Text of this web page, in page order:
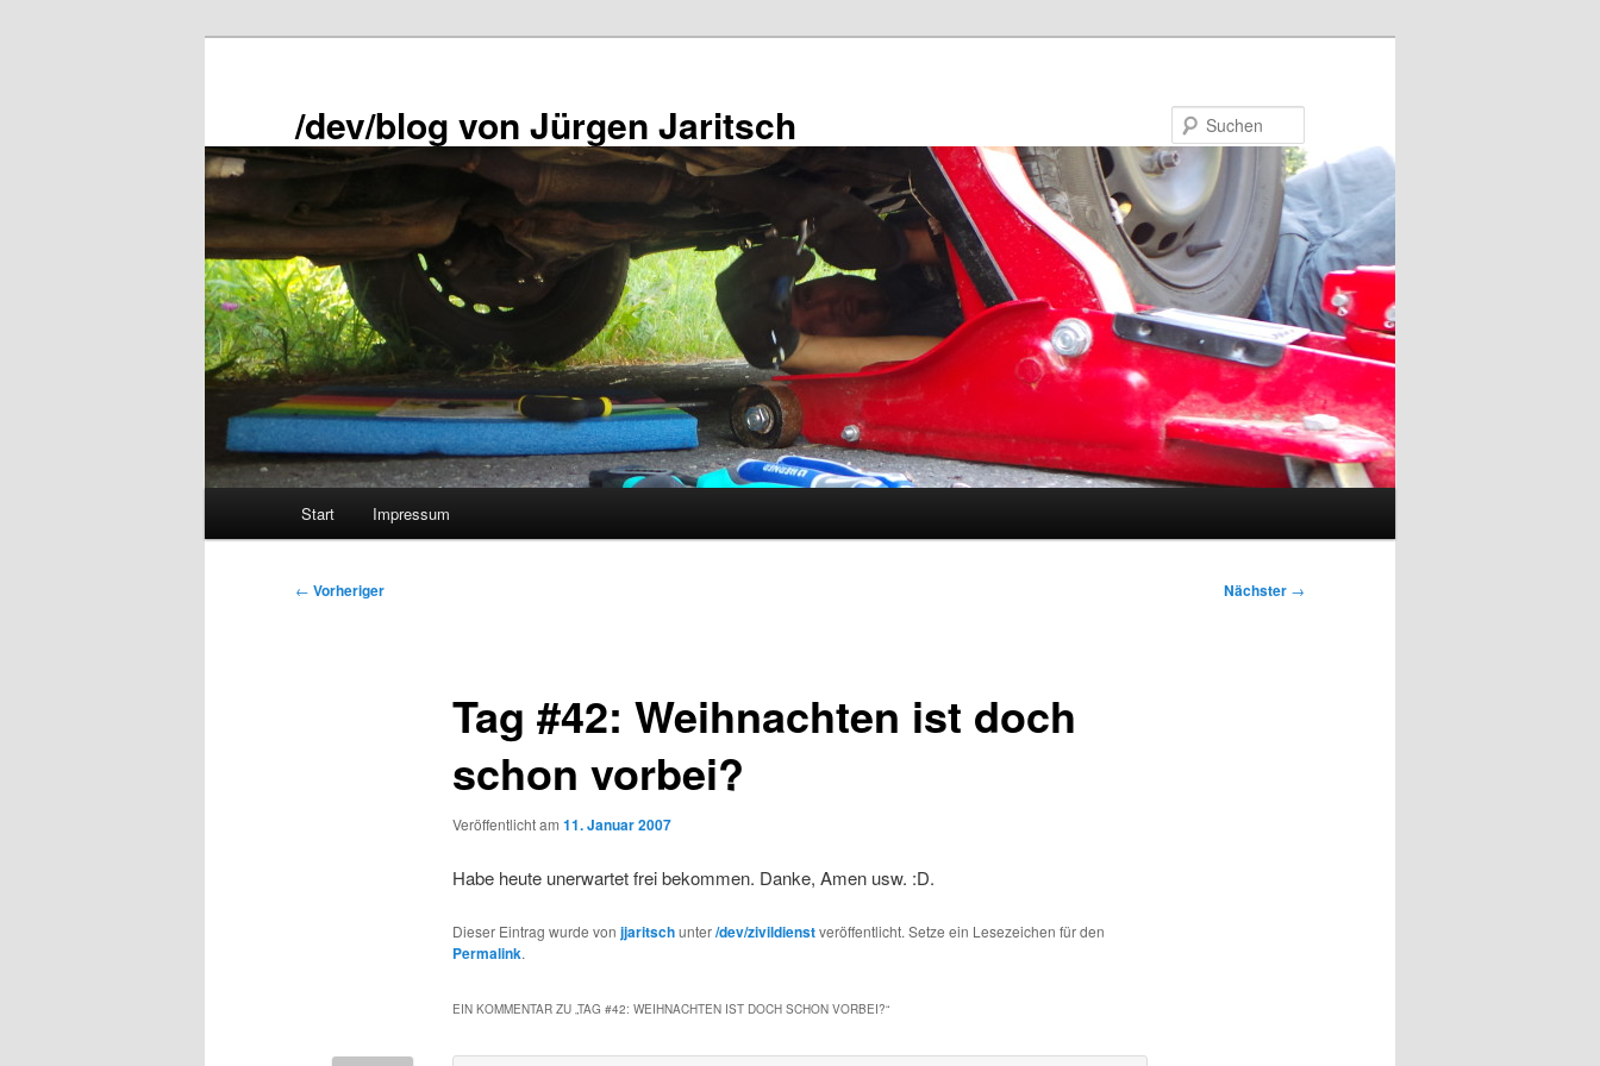
/dev/blog von Jürgen Jaritsch
Start Impressum
Beitragsnavigation
← Vorheriger Nächster →
Tag #42: Weihnachten ist doch
schon vorbei?
Veröffentlicht am 11. Januar 2007
Habe heute unerwartet frei bekommen. Danke, Amen usw. :D.
Dieser Eintrag wurde von jjaritschunter/dev/zivildienstveröffentlicht. Setze ein Lesezeichen für den
Permalink.
EIN KOMMENTAR ZU „ TAG #42: WEIHNACHTEN IST DOCH SCHON VORBEI?“